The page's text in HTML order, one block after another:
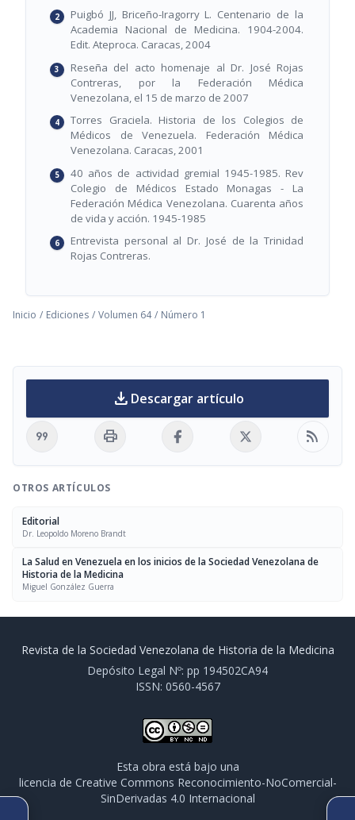
Puigbó JJ, Briceño-Iragorry L. Centenario de la
Academia Nacional de Medicina. 1904-2004.
Edit. Ateproca. Caracas, 2004
Reseña del acto homenaje al Dr. José Rojas
Contreras, por la Federación Médica
Venezolana, el 15 de marzo de 2007
Torres Graciela. Historia de los Colegios de
Médicos de Venezuela. Federación Médica
Venezolana. Caracas, 2001
40 años de actividad gremial 1945-1985. Rev
Colegio de Médicos Estado Monagas - La
Federación Médica Venezolana. Cuarenta años
de vida y acción. 1945-1985
Entrevista personal al Dr. José de la Trinidad
Rojas Contreras.
Inicio / Ediciones / Volumen 64 / Número 1
download Descargar artículo
format_quote print rss_feed
OTROS ARTÍCULOS
Editorial
Dr. Leopoldo Moreno Brandt
La Salud en Venezuela en los inicios de la Sociedad Venezolana de
Historia de la Medicina
Miguel González Guerra
Revista de la Sociedad Venezolana de Historia de la Medicina
Depósito Legal Nº: pp 194502CA94
ISSN: 0560-4567
Esta obra está bajo una
licencia de Creative Commons Reconocimiento-NoComercial-
SinDerivadas 4.0 Internacional